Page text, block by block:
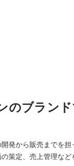
のブラン
発から販売までを
売上管理などを行って